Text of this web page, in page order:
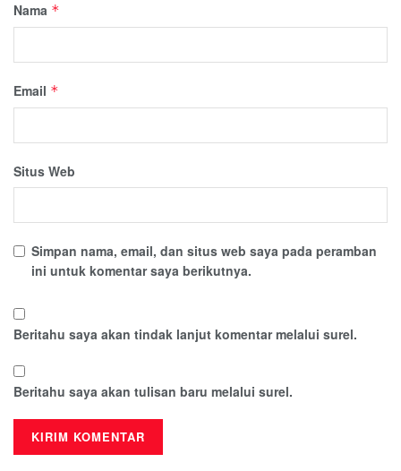
Nama *
Email *
Situs Web
Simpan nama, email, dan situs web saya pada peramban
ini untuk komentar saya berikutnya.
Beritahu saya akan tindak lanjut komentar melalui surel.
Beritahu saya akan tulisan baru melalui surel.